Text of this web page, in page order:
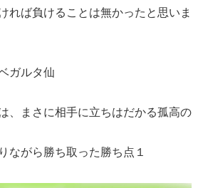
れば負けることは無かったと思いま
ガルタ仙
相手に立ちはだかる孤高の
ながら勝ち取った勝ち点１